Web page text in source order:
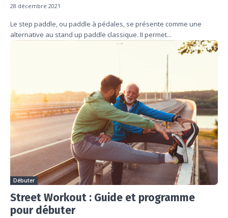
28 décembre 2021
Le step paddle, ou paddle à pédales, se présente comme une
alternative au stand up paddle classique. II permet...
Débuter
Street Workout : Guide et programme
pour débuter